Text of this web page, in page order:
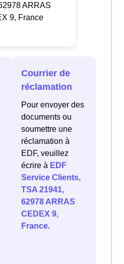
ARRAS
9, France
Courrier de
réclamation
Pour envoyer des
documents ou
soumettre une
réclamation à
EDF, veuillez
écrire à EDF
Service Clients,
TSA 21941,
62978 ARRAS
CEDEX 9,
France.